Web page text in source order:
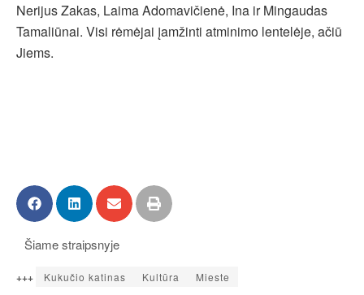
Nerijus Zakas, Laima Adomavičienė, Ina ir Mingaudas
Tamaliūnai. Visi rėmėjai įamžinti atminimo lentelėje, ačiū
Jiems.
Šiame straipsnyje
+++ Kukučio katinas Kultūra Mieste